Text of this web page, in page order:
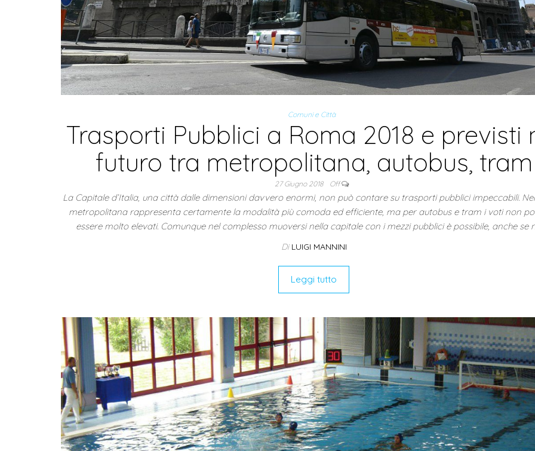
Comuni e Città
Trasporti Pubblici a Roma 2018 e previsti
futuro tra metropolitana, autobus, tram
27 Giugno 2018 Off
La Capitale d’Italia, una città dalle dimensioni davvero enormi, non può contare su trasporti pubblici impeccabili.
metropolitana rappresenta certamente la modalità più comoda ed efficiente, ma per autobus e tram i voti non
essere molto elevati. Comunque nel complesso muoversi nella capitale con i mezzi pubblici è possibile, anche se
Di LUIGI MANNINI
Leggi tutto